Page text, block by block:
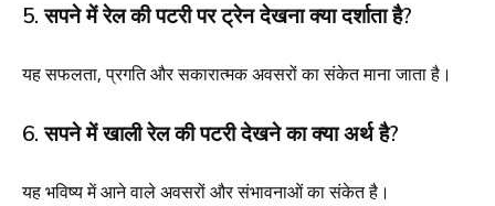
5. सपने में रेल की पटरी पर ट्रेन देखना क्या दर्शाता है?
यह सफलता, प्रगति और सकारात्मक अवसरों का संकेत माना जाता है।
6. सपने में खाली रेल की पटरी देखने का क्या अर्थ है?
यह भविष्य में आने वाले अवसरों और संभावनाओं का संकेत है।